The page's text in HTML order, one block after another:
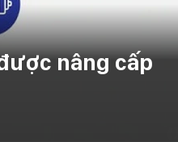
nâng cấp